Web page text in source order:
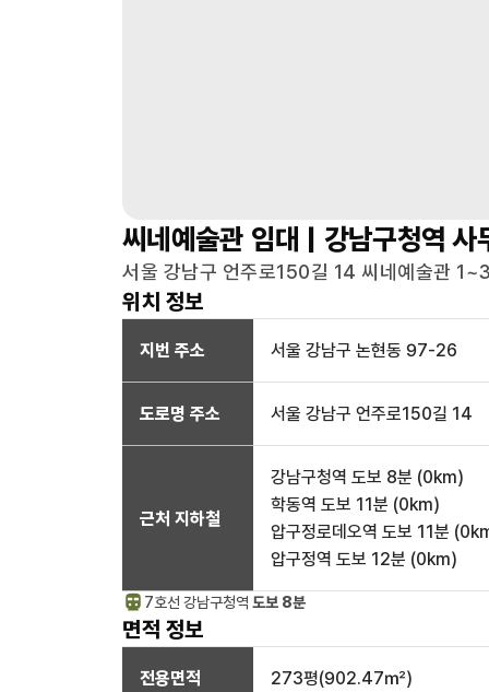
씨네예술관 임대 | 강남구청역 사
서울 강남구 언주로150길 14 씨네예술관
위치 정보
지번 주소 서울 강남구 논현동 97-26
도로명 주소 서울 강남구 언주로150길 14
근처 지하철
강남구청역 도보 8분 (0km)
학동역 도보 11분 (0km)
압구정로데오역 도보 11분 (0
압구정역 도보 12분 (0km)
7호선 강남구청역 도보 8분
면적 정보
전용면적 273평(902.47㎡)